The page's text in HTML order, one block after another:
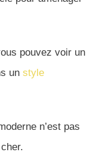
pouvez voir un
un style
n’est pas